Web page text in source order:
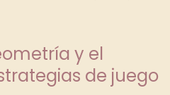
y el
de juego